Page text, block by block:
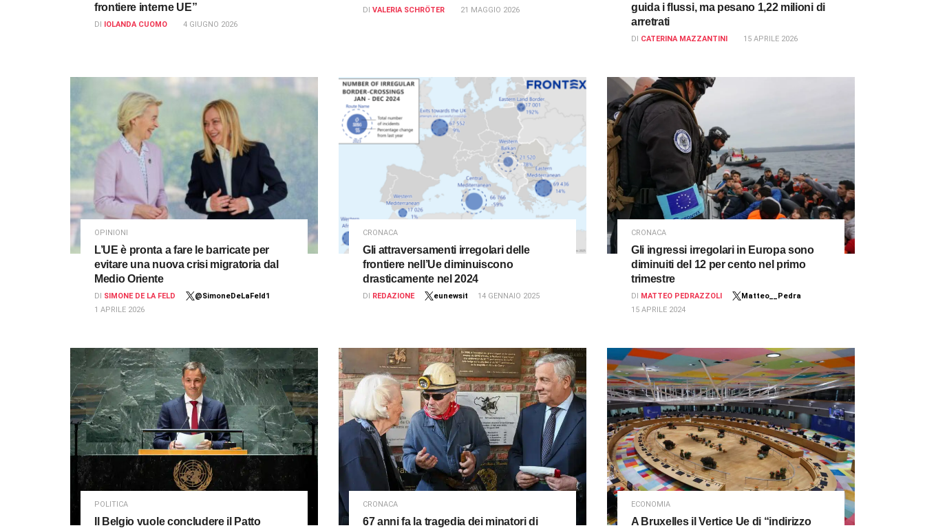
frontiere interne UE”
DI IOLANDA CUOMO 4 GIUGNO 2026
DI VALERIA SCHRÖTER 21 MAGGIO 2026
guida i flussi, ma pesano 1,22 milioni di
arretrati
DI CATERINA MAZZANTINI 15 APRILE 2026
OPINIONI
L’UE è pronta a fare le barricate per
evitare una nuova crisi migratoria dal
Medio Oriente
DI SIMONE DE LA FELD
@SimoneDeLaFeld1
1 APRILE 2026
CRONACA
Gli attraversamenti irregolari delle
frontiere nell’Ue diminuiscono
drasticamente nel 2024
DI REDAZIONE eunewsit 14 GENNAIO 2025
CRONACA
Gli ingressi irregolari in Europa sono
diminuiti del 12 per cento nel primo
trimestre
DI MATTEO PEDRAZZOLI
Matteo__Pedra
15 APRILE 2024
POLITICA
Il Belgio vuole concludere il Patto
CRONACA
67 anni fa la tragedia dei minatori di
ECONOMIA
A Bruxelles il Vertice Ue di “indirizzo